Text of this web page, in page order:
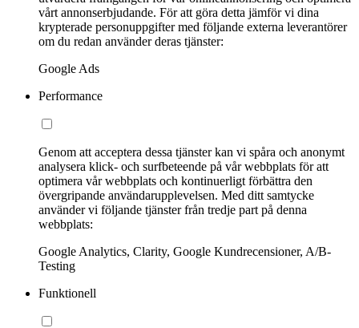
vårt annonserbjudande. För att göra detta jämför vi dina
krypterade personuppgifter med följande externa leverantörer
om du redan använder deras tjänster:
Google Ads
Performance
Genom att acceptera dessa tjänster kan vi spåra och anonymt
analysera klick- och surfbeteende på vår webbplats för att
optimera vår webbplats och kontinuerligt förbättra den
övergripande användarupplevelsen. Med ditt samtycke
använder vi följande tjänster från tredje part på denna
webbplats:
Google Analytics, Clarity, Google Kundrecensioner, A/B-
Testing
Funktionell